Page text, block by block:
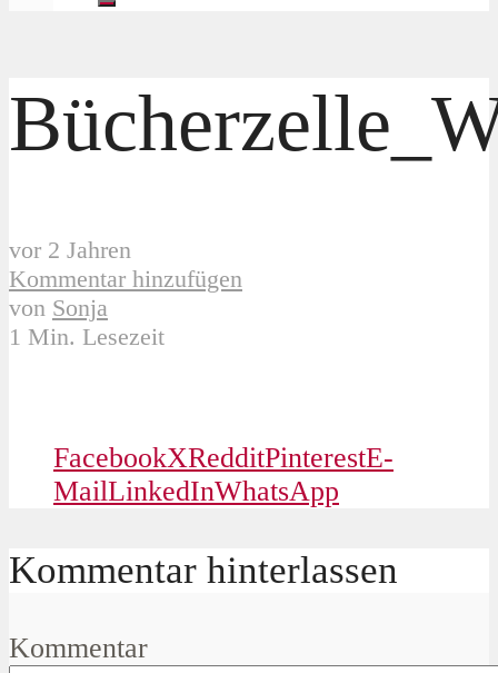
vor 2 Jahren
Kommentar hinzufügen
von Sonja
1 Min. Lesezeit
FacebookXRedditPinterestE-
MailLinkedInWhatsApp
Kommentar hinterlassen
Kommentar